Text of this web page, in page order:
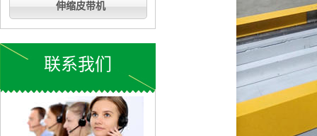
伸缩皮带机
联系我们